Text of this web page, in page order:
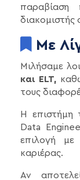
διακομιστής
Με
Μιλήσαμε
και ELT,
τους
Η επιστήμη
Data
επιλογή με
καριέρας.
Αν